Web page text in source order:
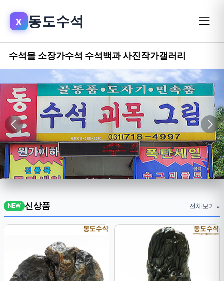
x 동도수석
수석몰 소장가수석 수석백과사진작가갤러리
NEW 신상품 전체보기 »